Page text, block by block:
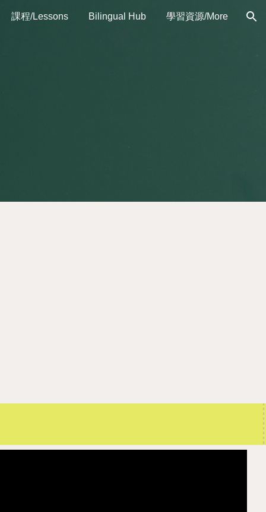
課程/Lessons Bilingual Hub 學習資源/More